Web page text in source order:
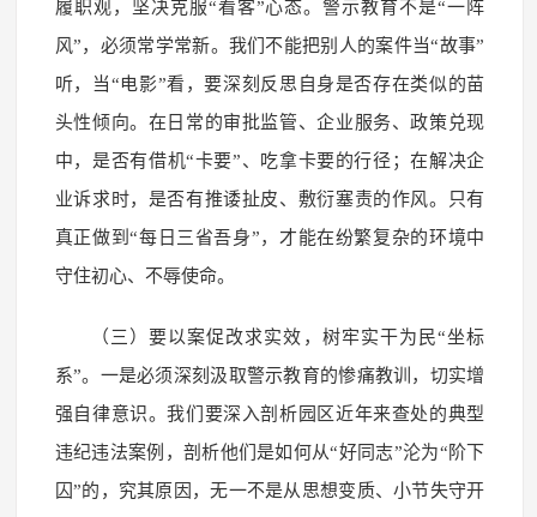
履职观，坚决克服“看客”心态。警示教育不是“一阵
风”，必须常学常新。我们不能把别人的案件当“故事”
听，当“电影”看，要深刻反思自身是否存在类似的苗
头性倾向。在日常的审批监管、企业服务、政策兑现
中，是否有借机“卡要”、吃拿卡要的行径；在解决企
业诉求时，是否有推诿扯皮、敷衍塞责的作风。只有
真正做到“每日三省吾身”，才能在纷繁复杂的环境中
守住初心、不辱使命。
（三）要以案促改求实效，树牢实干为民“坐标
系”。一是必须深刻汲取警示教育的惨痛教训，切实增
强自律意识。我们要深入剖析园区近年来查处的典型
违纪违法案例，剖析他们是如何从“好同志”沦为“阶下
囚”的，究其原因，无一不是从思想变质、小节失守开